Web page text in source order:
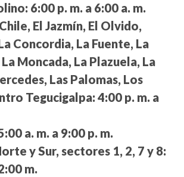
6:00 p. m. a 6:00 a. m.
El Jazmín, El Olvido,
Concordia, La Fuente, La
Moncada, La Plazuela, La
Las Palomas, Los
Tegucigalpa: 4:00 p. m. a
a. m. a 9:00 p. m.
y Sur, sectores 1, 2, 7 y 8:
m.